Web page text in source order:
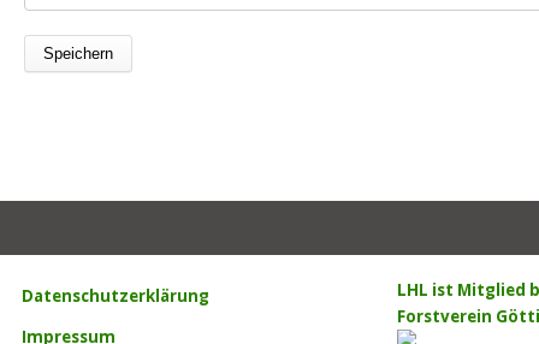
Datenschutzerklärung
Impressum
LHL ist Mitglied
Forstverein